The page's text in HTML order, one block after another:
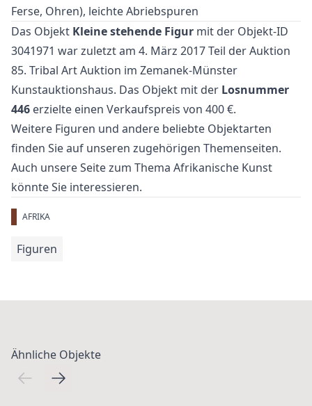
Ferse, Ohren), leichte Abriebspuren
Das Objekt Kleine stehende Figur mit der Objekt-ID
3041971 war zuletzt am 4. März 2017 Teil der Auktion
85. Tribal Art Auktion im Zemanek-Münster
Kunstauktionshaus. Das Objekt mit der Losnummer
446 erzielte einen Verkaufspreis von 400 €.
Weitere Figuren und andere beliebte Objektarten
finden Sie auf unseren zugehörigen Themenseiten.
Auch unsere Seite zum Thema Afrikanische Kunst
könnte Sie interessieren.
AFRIKA
Figuren
Ähnliche Objekte